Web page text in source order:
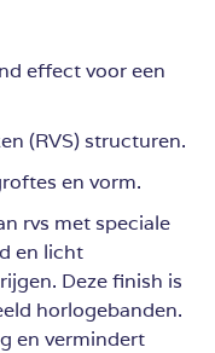
effect voor een
(RVS) structuren.
en vorm.
rvs met speciale
en licht
Deze finish is
horlogebanden.
en vermindert